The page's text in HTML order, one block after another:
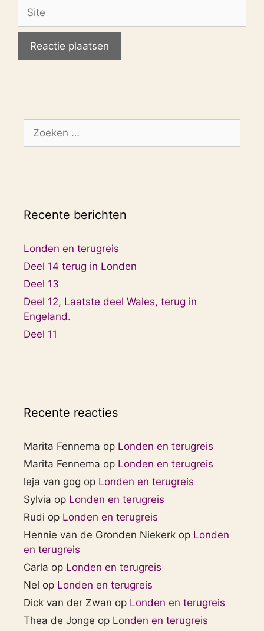
Site
Zoek
Recente berichten
Londen en terugreis
Deel 14 terug in Londen
Deel 13
Deel 12, Laatste deel Wales, terug in
Engeland.
Deel 11
Recente reacties
Marita Fennema op Londen en terugreis
Marita Fennema op Londen en terugreis
leja van gog op Londen en terugreis
Sylvia op Londen en terugreis
Rudi op Londen en terugreis
Hennie van de Gronden Niekerk op Londen
en terugreis
Carla op Londen en terugreis
Nel op Londen en terugreis
Dick van der Zwan op Londen en terugreis
Thea de Jonge op Londen en terugreis